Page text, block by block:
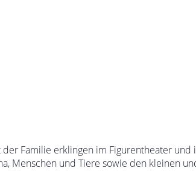
der Familie erklingen im Figurentheater
Menschen und Tiere sowie den kleinen